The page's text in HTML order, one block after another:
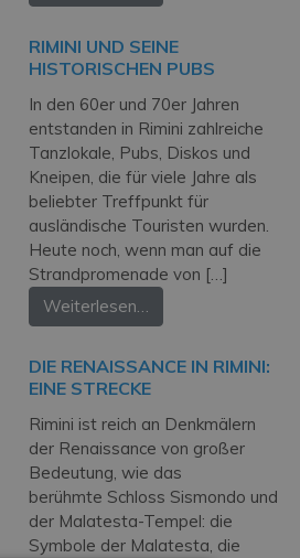
RIMINI UND SEINE
HISTORISCHEN PUBS
In den 60er und 70er Jahren
entstanden in Rimini zahlreiche
Tanzlokale, Pubs, Diskos und
Kneipen, die für viele Jahre als
beliebter Treffpunkt für
ausländische Touristen wurden.
Heute noch, wenn man auf die
Strandpromenade von […]
Weiterlesen…
DIE RENAISSANCE IN RIMINI:
EINE STRECKE
Rimini ist reich an Denkmälern
der Renaissance von großer
Bedeutung, wie das
berühmte Schloss Sismondo und
der Malatesta-Tempel: die
Symbole der Malatesta, die